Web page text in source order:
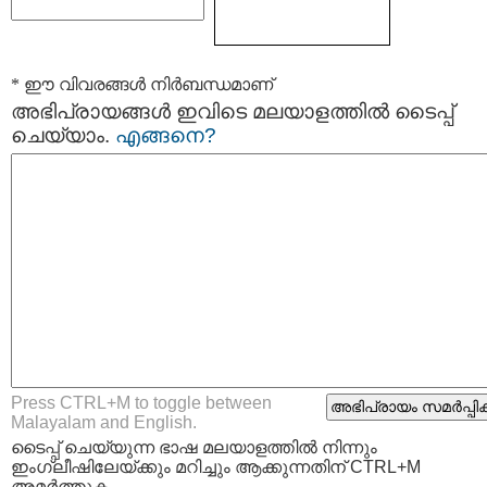
* ഈ വിവരങ്ങള്‍ നിര്‍ബന്ധമാണ്
അഭിപ്രായങ്ങള്‍ ഇവിടെ മലയാളത്തില്‍ ടൈപ്പ്
ചെയ്യാം. എങ്ങനെ?
Press CTRL+M to toggle between
Malayalam and English.
ടൈപ്പ്‌ ചെയ്യുന്ന ഭാഷ മലയാളത്തില്‍ നിന്നും
ഇംഗ്ലീഷിലേയ്ക്കും മറിച്ചും ആക്കുന്നതിന് CTRL+M